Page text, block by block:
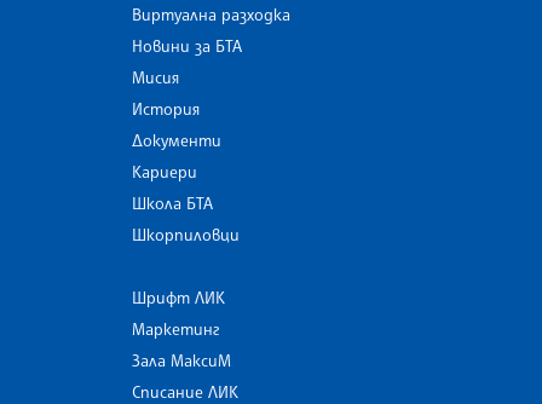
Виртуална разходка
Новини за БТА
Мисия
История
Документи
Кариери
Школа БТА
Шкорпиловци
Шрифт ЛИК
Маркетинг
Зала МаксиМ
Списание ЛИК